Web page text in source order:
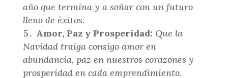
año que termina y a soñar con un futuro
lleno de éxitos.
Amor, Paz y Prosperidad: Que la
Navidad traiga consigo amor en
abundancia, paz en nuestros corazones y
prosperidad en cada emprendimiento.